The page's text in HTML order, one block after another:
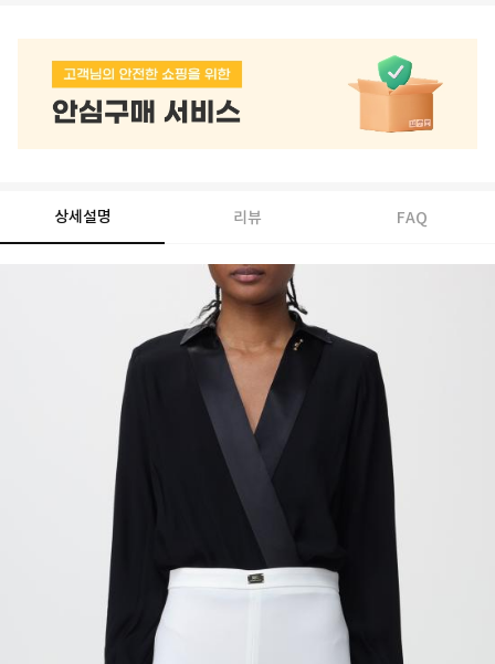
상세설명 리뷰 FAQ